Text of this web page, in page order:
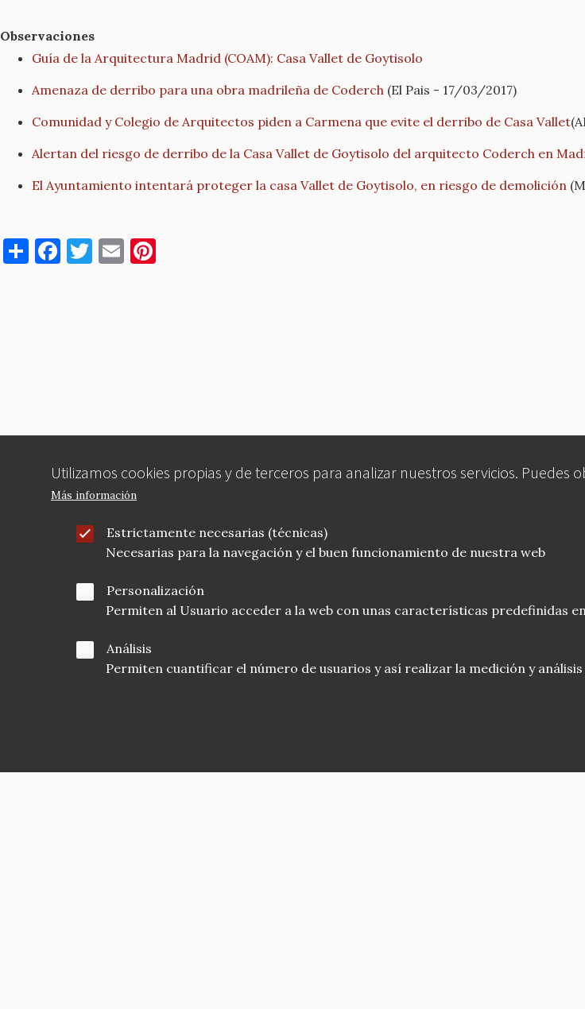
Utilizamos cookies propias y de terceros para analizar nuestros servicios.
Más información
Estrictamente necesarias (técnicas)
Necesarias para la navegación y el buen funcionamiento de nuestra web
Personalización
Permiten al Usuario acceder a la web con unas características predefinidas
Análisis
Permiten cuantificar el número de usuarios y así realizar la medición y
Observaciones
Guía de la Arquitectura Madrid (COAM): Casa Vallet de Goytisolo
Amenaza de derribo para una obra madrileña de Coderch (El Pais - 17/03/2017)
Comunidad y Colegio de Arquitectos piden a Carmena que evite el derribo de Casa Vallet
Alertan del riesgo de derribo de la Casa Vallet de Goytisolo del arquitecto Coderch en
El Ayuntamiento intentará proteger la casa Vallet de Goytisolo, en riesgo de demolición
S
h
F
a
k
T
w
E
m